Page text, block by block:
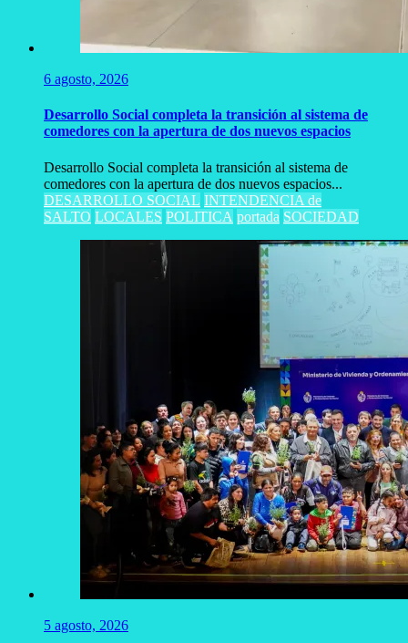
6 agosto, 2026
Desarrollo Social completa la transición al sistema de
comedores con la apertura de dos nuevos espacios
Desarrollo Social completa la transición al sistema de
comedores con la apertura de dos nuevos espacios...
DESARROLLO SOCIAL INTENDENCIA de
SALTO LOCALES POLITICA portada SOCIEDAD
5 agosto, 2026